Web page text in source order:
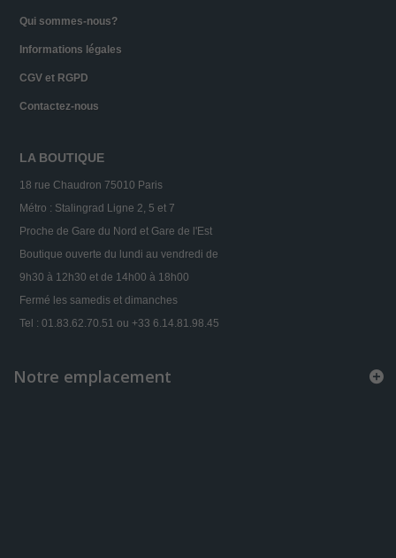
Qui sommes-nous?
Informations légales
CGV et RGPD
Contactez-nous
LA BOUTIQUE
18 rue Chaudron 75010 Paris
Métro : Stalingrad Ligne 2, 5 et 7
Proche de Gare du Nord et Gare de l'Est
Boutique ouverte du lundi au vendredi de
9h30 à 12h30 et de 14h00 à 18h00
Fermé les samedis et dimanches
Tel : 01.83.62.70.51 ou +33 6.14.81.98.45
Notre emplacement